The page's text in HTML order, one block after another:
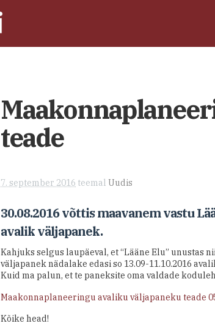
teade
7. september 2016 teemal Uudis
30.08.2016 võttis maavanem vastu
avalik väljapanek.
Kahjuks selgus laupäeval, et “Lääne Elu” unustas
väljapanek nädalake edasi so 13.09-11.10.2016
Kuid ma palun, et te paneksite oma valdade
Maakonnaplaneeringu avaliku väljapaneku teade
Kõike head!